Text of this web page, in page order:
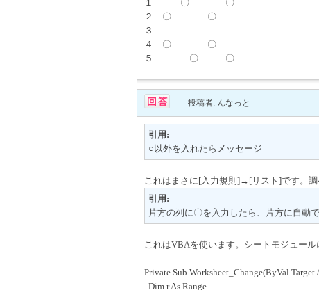
１ 〇 〇
２ 〇 〇
３
４ 〇 〇
５ 〇 〇
投稿者: んなっと
引用:
○以外を入れたらメッセージ
これはまさに[入力規則]→[リスト]です。調
引用:
片方の列に〇を入力したら、片方に自動
これはVBAを使います。シートモジュール
Private Sub Worksheet_Change(ByVal Target
Dim r As Range